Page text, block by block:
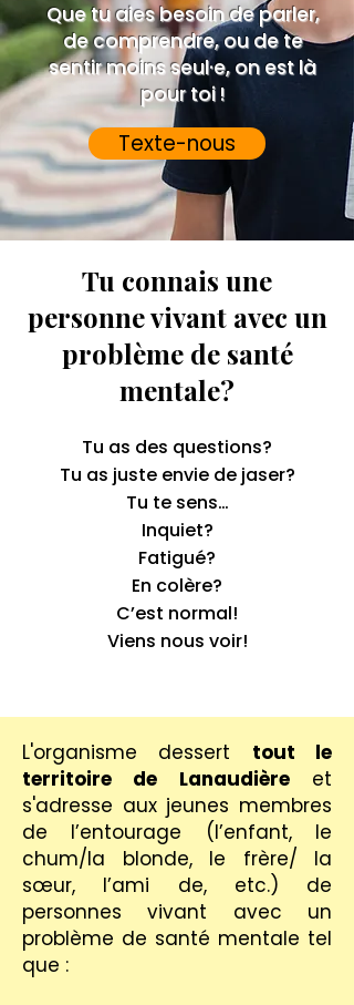
Que tu aies besoin de parler,
de comprendre, ou de te
sentir moins seul·e, on est là
pour toi !
Texte-nous
Tu connais une
personne vivant avec un
problème de santé
mentale?
Tu as des questions?
Tu as juste envie de jaser?
Tu te sens…
Inquiet?
Fatigué?
En colère?
C’est normal!
Viens nous voir!
L'organisme dessert tout le
territoire de Lanaudièreet
s'adresse aux jeunes membres
de l’entourage (l’enfant, le
chum/la blonde, le frère/ la
sœur, l’ami de, etc.) de
personnes vivant avec un
problème de santé mentale tel
que :